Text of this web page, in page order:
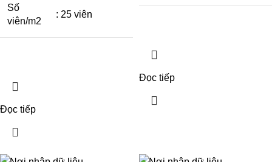
Số
viên/m2
: 25 viên
Đọc tiếp
Đọc tiếp